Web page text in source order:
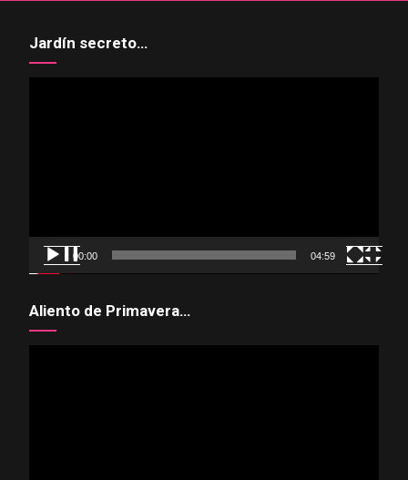
Jardín secreto…
00:00 04:59
Aliento de Primavera…